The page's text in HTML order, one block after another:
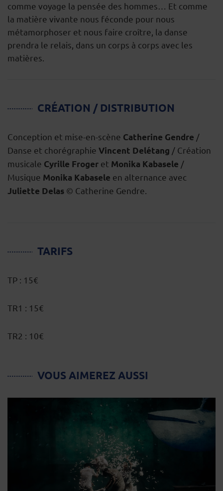
comme voyage la pensée des hommes… Et comme
la matière vivante nous féconde pour nous
métamorphoser et nous faire croître, la danse
prendra le relais, dans un corps à corps avec les
matières.
CRÉATION / DISTRIBUTION
Conception et mise-en-scène Catherine Gendre /
Danse et chorégraphie Vincent Delétang / Création
musicale Cyrille Froger et Monika Kabasele /
Musique Monika Kabasele en alternance avec
Juliette Delas © Catherine Gendre.
TARIFS
TP : 15€
TR1 : 15€
TR2 : 10€
VOUS AIMEREZ AUSSI